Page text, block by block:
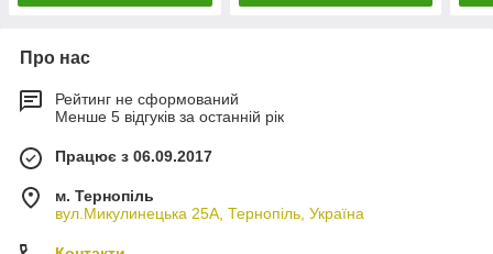
Про нас
Рейтинг не сформований
Менше 5 відгуків за останній рік
Працює з 06.09.2017
м. Тернопіль
вул.Микулинецька 25А, Тернопіль, Україна